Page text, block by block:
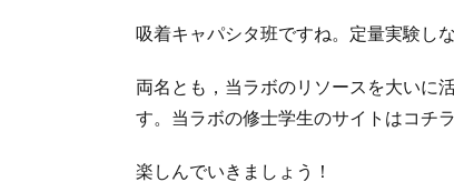
吸着キャパシタ班ですね。定量実験し
両名とも，当ラボのリソースを大いに
す。当ラボの修士学生のサイトはコ
楽しんでいきましょう！